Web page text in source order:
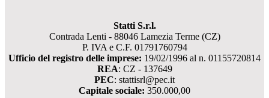
Statti S.r.l.
Contrada Lenti - 88046 Lamezia Terme (CZ)
P. IVA e C.F. 01791760794
Ufficio del registro delle imprese: 19/02/1996 al n. 01155720814
REA: CZ - 137649
PEC: stattisrl@pec.it
Capitale sociale: 350.000,00